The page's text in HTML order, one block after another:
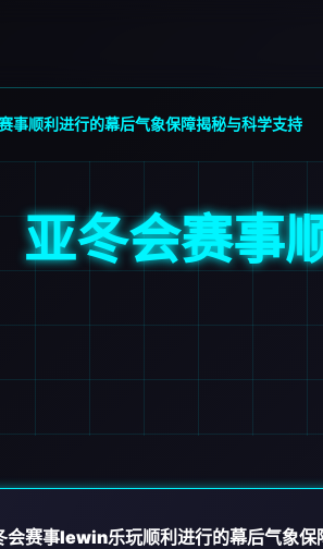
事顺利进行的幕后气象保障揭秘与科学支持
亚冬会赛事
会赛事lewin乐玩顺利进行的幕后气象